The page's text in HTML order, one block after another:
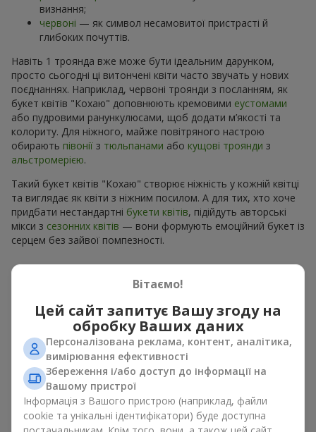
Букет "Очей чарівність"
4 199 грн
Замовити
Кошик "51 червона
троянда"
5 570 грн
Букет "Казка мого життя"
2 443 грн
Замовити
Кошик "Янголятко"
Замовити
Вітаємо!
Цей сайт запитує Вашу згоду на
обробку Ваших даних
Персоналізована реклама, контент, аналітика,
вимірювання ефективності
Збереження і/або доступ до інформації на
Вашому пристрої
Інформація з Вашого пристрою (наприклад, файли
cookie та унікальні ідентифікатори) буде доступна